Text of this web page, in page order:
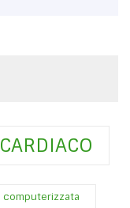
CARDIACO
computerizzata